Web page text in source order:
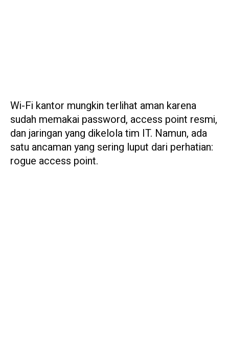
Wi-Fi kantor mungkin terlihat aman karena
sudah memakai password, access point resmi,
dan jaringan yang dikelola tim IT. Namun, ada
satu ancaman yang sering luput dari perhatian:
rogue access point.